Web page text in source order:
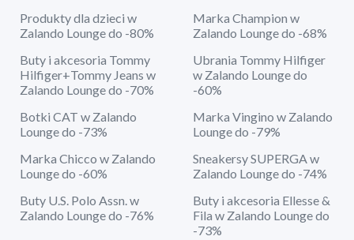
Produkty dla dzieci w
Zalando Lounge do -80%
Marka Champion w
Zalando Lounge do -68%
Buty i akcesoria Tommy
Hilfiger+Tommy Jeans w
Zalando Lounge do -70%
Ubrania Tommy Hilfiger
w Zalando Lounge do
-60%
Botki CAT w Zalando
Lounge do -73%
Marka Vingino w Zalando
Lounge do -79%
Marka Chicco w Zalando
Lounge do -60%
Sneakersy SUPERGA w
Zalando Lounge do -74%
Buty U.S. Polo Assn. w
Zalando Lounge do -76%
Buty i akcesoria Ellesse &
Fila w Zalando Lounge do
-73%